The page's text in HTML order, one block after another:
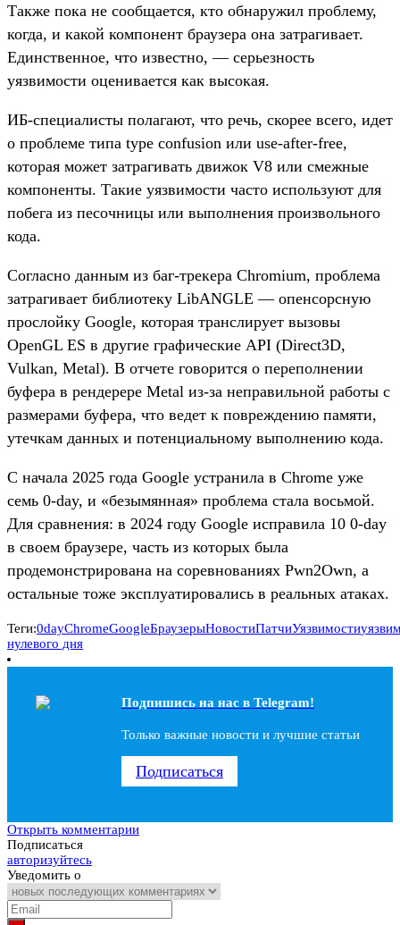
Также пока не сообщается, кто обнаружил проблему,
когда, и какой компонент браузера она затрагивает.
Единственное, что известно, — серьезность
уязвимости оценивается как высокая.
ИБ-специалисты полагают, что речь, скорее всего, идет
о проблеме типа type confusion или use-after-free,
которая может затрагивать движок V8 или смежные
компоненты. Такие уязвимости часто используют для
побега из песочницы или выполнения произвольного
кода.
Согласно данным из баг-трекера Chromium, проблема
затрагивает библиотеку LibANGLE — опенсорсную
прослойку Google, которая транслирует вызовы
OpenGL ES в другие графические API (Direct3D,
Vulkan, Metal). В отчете говорится о переполнении
буфера в рендерере Metal из-за неправильной работы с
размерами буфера, что ведет к повреждению памяти,
утечкам данных и потенциальному выполнению кода.
С начала 2025 года Google устранила в Chrome уже
семь 0-day, и «безымянная» проблема стала восьмой.
Для сравнения: в 2024 году Google исправила 10 0-day
в своем браузере, часть из которых была
продемонстрирована на соревнованиях Pwn2Own, а
остальные тоже эксплуатировались в реальных атаках.
Теги:0dayChromeGoogleБраузерыНовостиПатчиУязвимости
нулевого дня
Подпишись на наc в Telegram!
Только важные новости и лучшие статьи
Подписаться
Открыть комментарии
Подписаться
авторизуйтесь
Уведомить о